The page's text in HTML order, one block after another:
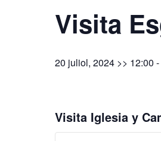
Visita
20 juliol, 2024 >> 12:00 -
Visita Iglesia y